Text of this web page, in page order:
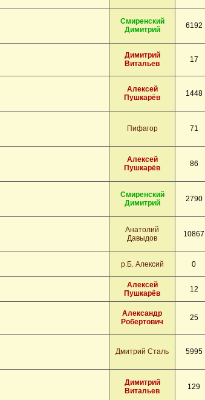
Смиренский
Димитрий
6192
Димитрий
Витальев
17
Алексей
Пушкарёв
1448
Пифагор 71
Алексей
Пушкарёв
86
Смиренский
Димитрий
2790
Анатолий
Давыдов
10867
р.Б. Алексий 0
Алексей
Пушкарёв
12
Александр
Робертович
25
Дмитрий Сталь 5995
Димитрий
Витальев
129